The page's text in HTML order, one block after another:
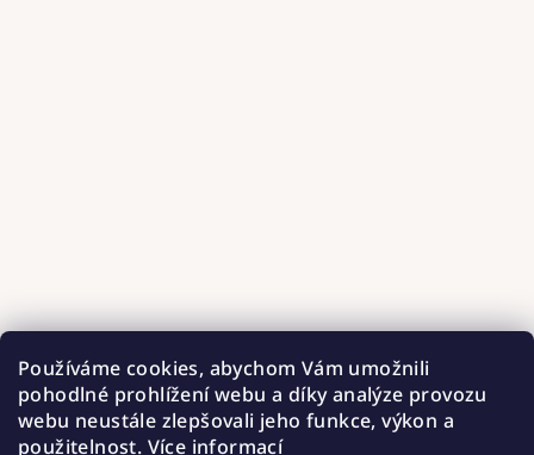
Používáme cookies, abychom Vám umožnili
pohodlné prohlížení webu a díky analýze provozu
webu neustále zlepšovali jeho funkce, výkon a
použitelnost. Více informací